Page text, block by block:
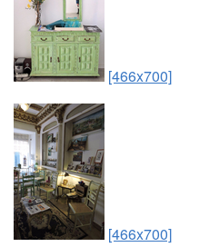
[466x700]
[466x700]